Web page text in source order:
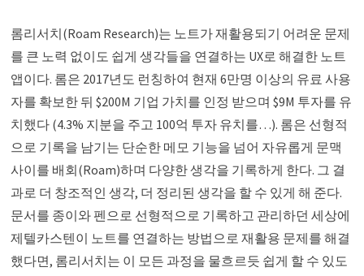
롬리서치(Roam Research)는 노트가 재활용되기 어려운 문제
를 큰 노력 없이도 쉽게 생각들을 연결하는 UX로 해결한 노트
앱이다. 롬은 2017년도 런칭하여 현재 6만명 이상의 유료 사용
자를 확보한 뒤 $200M 기업 가치를 인정 받으며 $9M 투자를 유
치했다 (4.3% 지분을 주고 100억 투자 유치를…). 롬은 선형적
으로 기록을 남기는 단순한 메모 기능을 넘어 자유롭게 문맥
사이를 배회(Roam)하며 다양한 생각을 기록하게 한다. 그 결
과로 더 창조적인 생각, 더 정리된 생각을 할 수 있게 해 준다.
문서를 종이와 펜으로 선형적으로 기록하고 관리하던 세상에
제텔카스텐이 노트를 연결하는 방법으로 재활용 문제를 해결
했다면, 롬리서치는 이 모든 과정을 물흐르듯 쉽게 할 수 있도